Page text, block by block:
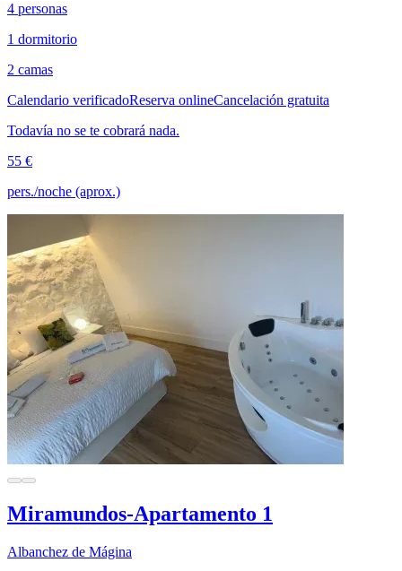
4 personas
1 dormitorio
2 camas
Calendario verificadoReserva onlineCancelación gratuita
Todavía no se te cobrará nada.
55 €
pers./noche (aprox.)
Miramundos-Apartamento 1
Albanchez de Mágina